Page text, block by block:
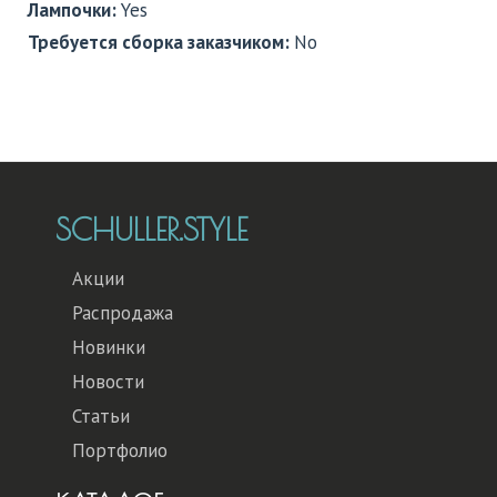
Лампочки:Yes
Требуется сборка заказчиком: No
SCHULLER.STYLE
Акции
Распродажа
Новинки
Новости
Статьи
Портфолио